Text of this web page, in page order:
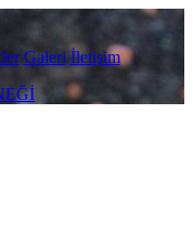
Galeri İletişim